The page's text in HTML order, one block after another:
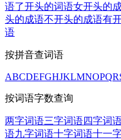
语了开头的词语女开头的
头的成语不开头的成语有
语
按拼音查词语
ABCDEFGHJKLMNOPQR
按词语字数查询
两字词语三字词语四字词
语九字词语十字词语十一